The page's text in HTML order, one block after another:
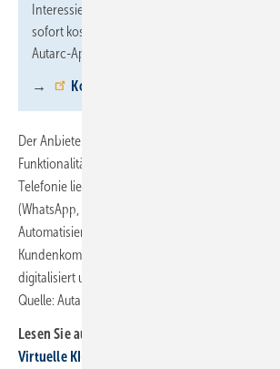
Interessierte Handwerksbetriebe können das
sofort kostenfrei testen. Die Aktivierung erfolgt
Autarc-App.
→ Kostenfrei testen
Der Anbieter plant die kontinuierliche Erweiterung
Funktionalitäten des KI-Telefons. Während heute
Telefonie liegt, wird die Plattform bald auch Chat-
(WhatsApp, Webchat, App) integrieren. In
Automatisierung von Angeboten und
Kundenkommunikation geplant, damit
digitalisiert und entlastet werden. ■
Quelle: Autarc / fl
Lesen Sie auch:
Virtuelle KI-Büro­kraft „Petra“ ent­las­tet